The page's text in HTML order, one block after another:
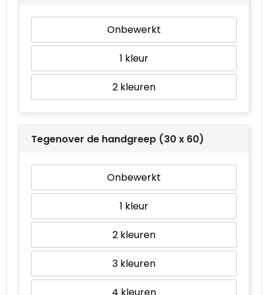
Onbewerkt
1
2
Tegenover de handgreep (30 x 60)
Onbewerkt
1
2
3
4